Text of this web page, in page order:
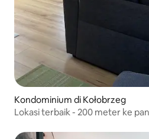
Kondominium di Kołobrzeg
Lokasi terbaik - 200 meter ke